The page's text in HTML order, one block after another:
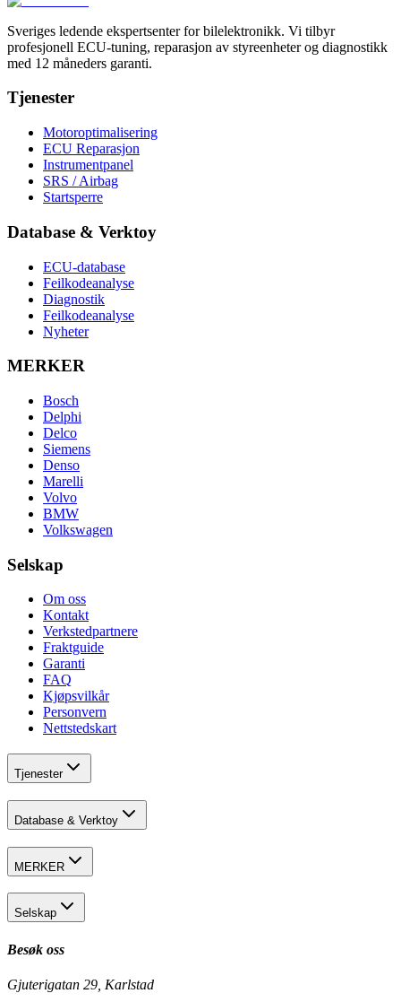
Sveriges ledende ekspertsenter for bilelektronikk. Vi tilbyr
profesjonell ECU-tuning, reparasjon av styreenheter og diagnostikk
med 12 måneders garanti.
Tjenester
Motoroptimalisering
ECU Reparasjon
Instrumentpanel
SRS / Airbag
Startsperre
Database & Verktoy
ECU-database
Feilkodeanalyse
Diagnostik
Feilkodeanalyse
Nyheter
MERKER
Bosch
Delphi
Delco
Siemens
Denso
Marelli
Volvo
BMW
Volkswagen
Selskap
Om oss
Kontakt
Verkstedpartnere
Fraktguide
Garanti
FAQ
Kjøpsvilkår
Personvern
Nettstedskart
Tjenester
Database & Verktoy
MERKER
Selskap
Besøk oss
Gjuterigatan 29, Karlstad